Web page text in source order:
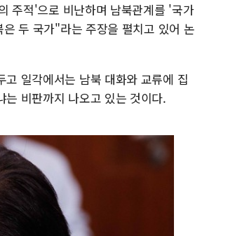
주적'으로 비난하며 남북관계를 '국가
두 국가"라는 주장을 펼치고 있어 논
일각에서는 남북 대화와 교류에 집
비판까지 나오고 있는 것이다.